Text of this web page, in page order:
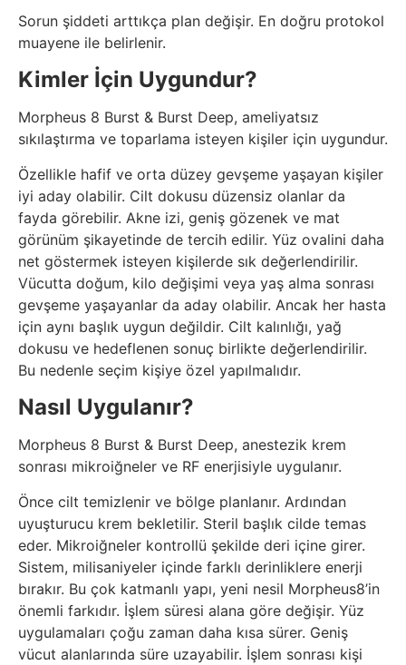
Sorun şiddeti arttıkça plan değişir. En doğru protokol
muayene ile belirlenir.
Kimler İçin Uygundur?
Morpheus 8 Burst & Burst Deep, ameliyatsız
sıkılaştırma ve toparlama isteyen kişiler için uygundur.
Özellikle hafif ve orta düzey gevşeme yaşayan kişiler
iyi aday olabilir. Cilt dokusu düzensiz olanlar da
fayda görebilir. Akne izi, geniş gözenek ve mat
görünüm şikayetinde de tercih edilir. Yüz ovalini daha
net göstermek isteyen kişilerde sık değerlendirilir.
Vücutta doğum, kilo değişimi veya yaş alma sonrası
gevşeme yaşayanlar da aday olabilir. Ancak her hasta
için aynı başlık uygun değildir. Cilt kalınlığı, yağ
dokusu ve hedeflenen sonuç birlikte değerlendirilir.
Bu nedenle seçim kişiye özel yapılmalıdır.
Nasıl Uygulanır?
Morpheus 8 Burst & Burst Deep, anestezik krem
sonrası mikroiğneler ve RF enerjisiyle uygulanır.
Önce cilt temizlenir ve bölge planlanır. Ardından
uyuşturucu krem bekletilir. Steril başlık cilde temas
eder. Mikroiğneler kontrollü şekilde deri içine girer.
Sistem, milisaniyeler içinde farklı derinliklere enerji
bırakır. Bu çok katmanlı yapı, yeni nesil Morpheus8’in
önemli farkıdır. İşlem süresi alana göre değişir. Yüz
uygulamaları çoğu zaman daha kısa sürer. Geniş
vücut alanlarında süre uzayabilir. İşlem sonrası kişi